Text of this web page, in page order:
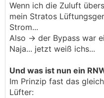
Wenn ich die Zuluft
mein Stratos
Strom...
Also -> der Bypass war
Naja... jetzt weiß ichs...
Und was ist nun ein
Im Prinzip fast das
Lüfter: